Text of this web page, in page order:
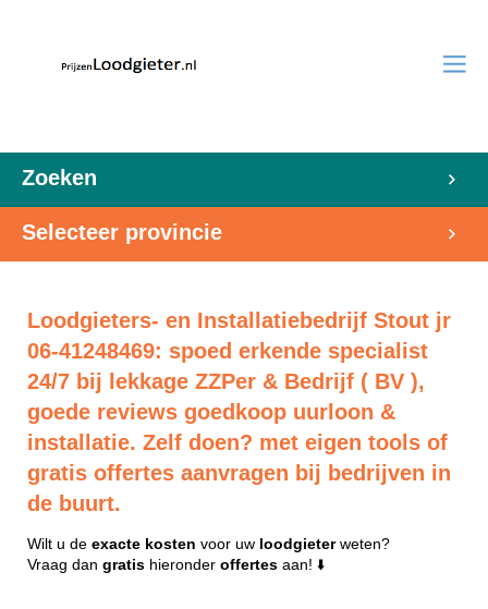
Zoeken
Selecteer provincie
Loodgieters- en Installatiebedrijf Stout jr
06-41248469: spoed erkende specialist
24/7 bij lekkage ZZPer & Bedrijf ( BV ),
goede reviews goedkoop uurloon &
installatie. Zelf doen? met eigen tools of
gratis offertes aanvragen bij bedrijven in
de buurt.
Wilt u de exacte kosten voor uw loodgieterweten?
Vraag dan gratis hieronder offertes aan! ⬇️